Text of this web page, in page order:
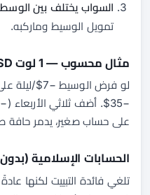
السواب يختلف بين
تمويل الوسيط وماركبه.
مثال محسوب — 1 لوت EUR/USD، محتفظ به 5 ليالٍ
−35$. أضف ثلاثي الأربعاء (−14$ إضافية) =
على حساب صغير، يدمر
الحسابات الإسلامية
تلغي فائدة التبييت لكنها